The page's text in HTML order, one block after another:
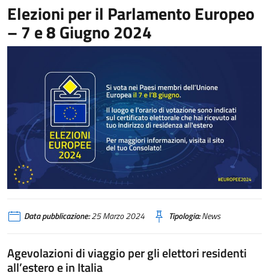
Elezioni per il Parlamento Europeo
– 7 e 8 Giugno 2024
Data pubblicazione:25 Marzo 2024 Tipologia:News
Agevolazioni di viaggio per gli elettori residenti
all’estero e in Italia